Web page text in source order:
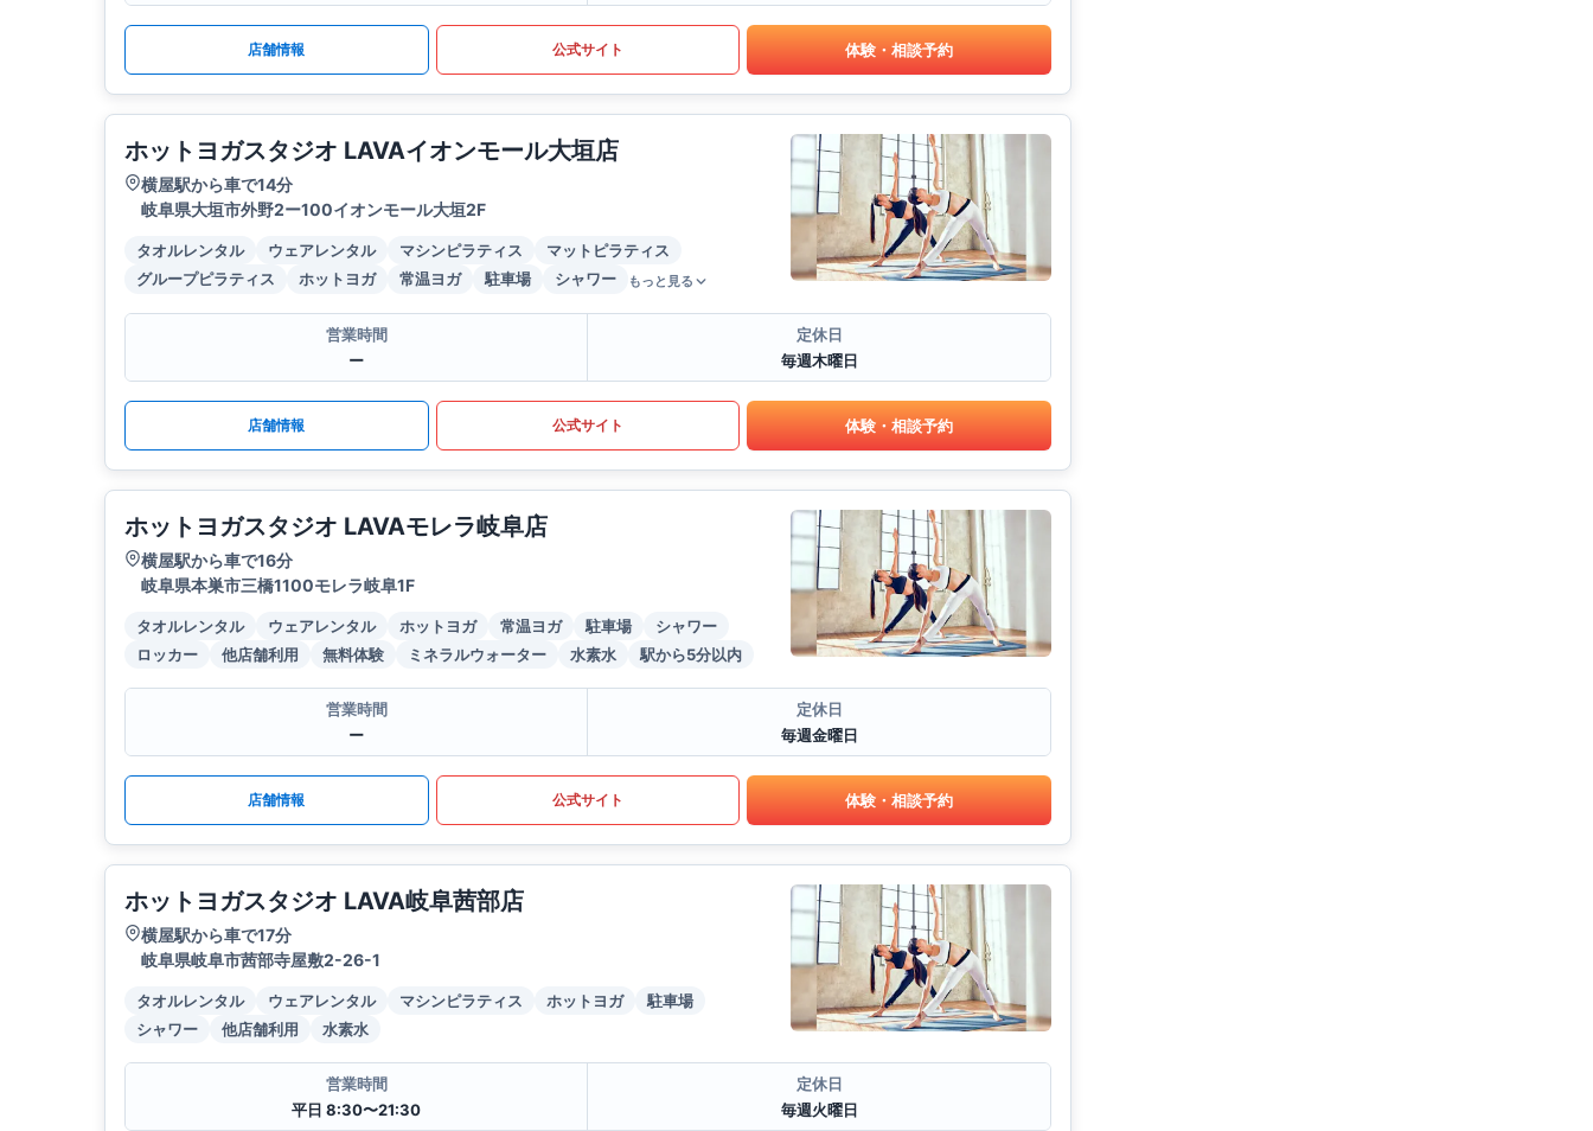
店舗情報 公式サイト 体験・相談予約
ホットヨガスタジオ LAVAイオンモール大垣店
横屋駅から車で14分
岐阜県大垣市外野2ー100イオンモール大垣2F
タオルレンタル ウェアレンタル マシンピラティス
マットピラティス
グループピラティス
ホットヨガ 常温ヨガ 駐車場 シャワー もっと見る
営業時間
ー
定休日
毎週木曜日
店舗情報 公式サイト 体験・相談予約
ホットヨガスタジオ LAVAモレラ岐阜店
横屋駅から車で16分
岐阜県本巣市三橋1100モレラ岐阜1F
タオルレンタル ウェアレンタル ホットヨガ 常温ヨガ 駐車場
シャワー
ロッカー
他店舗利用 無料体験 ミネラルウォーター 水素水 駅から5分以内
営業時間
ー
定休日
毎週金曜日
店舗情報 公式サイト 体験・相談予約
ホットヨガスタジオ LAVA岐阜茜部店
横屋駅から車で17分
岐阜県岐阜市茜部寺屋敷2-26-1
タオルレンタル ウェアレンタル マシンピラティス ホットヨガ
駐車場
シャワー
他店舗利用 水素水
営業時間
平日 8:30〜21:30
定休日
毎週火曜日